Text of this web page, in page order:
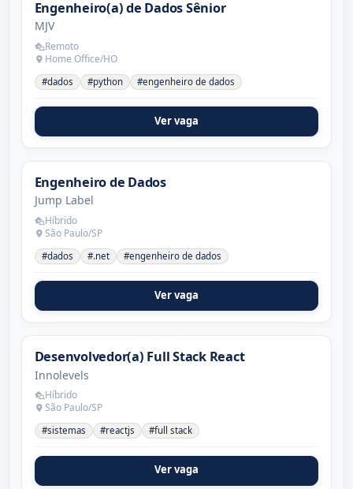
Engenheiro(a) de Dados Sênior
MJV
Remoto
Home Office/HO
#dados #python #engenheiro de dados
Ver vaga
Engenheiro de Dados
Jump Label
Híbrido
São Paulo/SP
#dados #.net #engenheiro de dados
Ver vaga
Desenvolvedor(a) Full Stack React
Innolevels
Híbrido
São Paulo/SP
#sistemas #reactjs #full stack
Ver vaga